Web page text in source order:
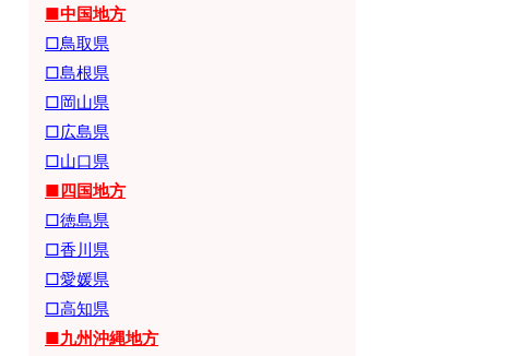
■中国地方
□鳥取県
□島根県
□岡山県
□広島県
□山口県
■四国地方
□徳島県
□香川県
□愛媛県
□高知県
■九州沖縄地方